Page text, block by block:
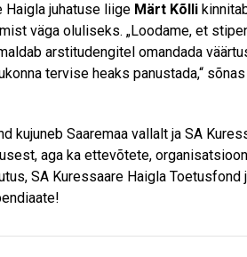
Haigla juhatuse liige Märt Kõlli
väga oluliseks. „Loodame, et
arstitudengitel omandada
tervise heaks panustada,“
kujuneb Saaremaa vallalt ja SA
aga ka ettevõtete,
SA Kuressaare Haigla Toetusfond